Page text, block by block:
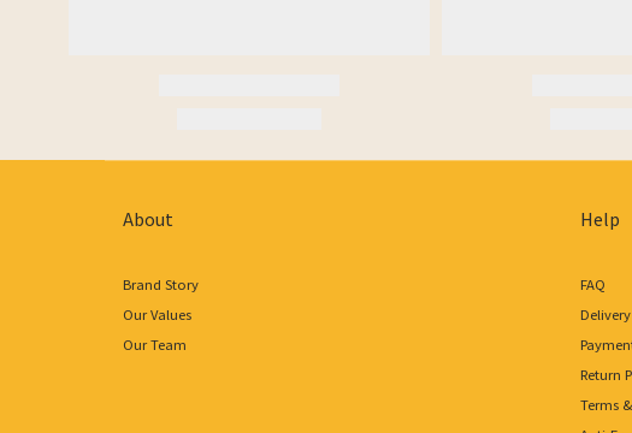
About
Brand Story
Our Values
Our Team
Help
FAQ
Return
Terms